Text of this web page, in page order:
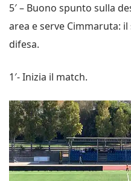
5′ – Buono spunto sulla
area e serve Cimmaruta:
difesa.
1′- Inizia il match.